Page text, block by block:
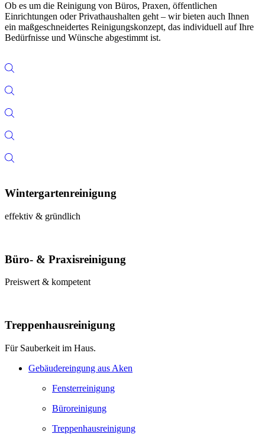
Ob es um die Reinigung von Büros, Praxen, öffentlichen
Einrichtungen oder Privathaushalten geht – wir bieten auch Ihnen
ein maßgeschneidertes Reinigungskonzept, das individuell auf Ihre
Bedürfnisse und Wünsche abgestimmt ist.
Wintergartenreinigung
effektiv & gründlich
Büro- & Praxisreinigung
Preiswert & kompetent
Treppenhausreinigung
Für Sauberkeit im Haus.
Gebäudereingung aus Aken
Fensterreinigung
Büroreinigung
Treppenhausreinigung